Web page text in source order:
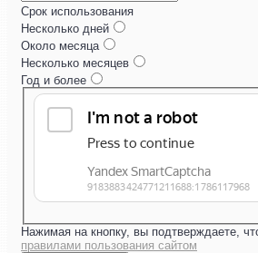
Срок использования
Несколько дней
Около месяца
Несколько месяцев
Год и более
Нажимая на кнопку, вы подтверждаете,
правилами пользования сайтом